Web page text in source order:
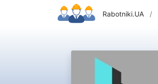
Rabotniki.UA /